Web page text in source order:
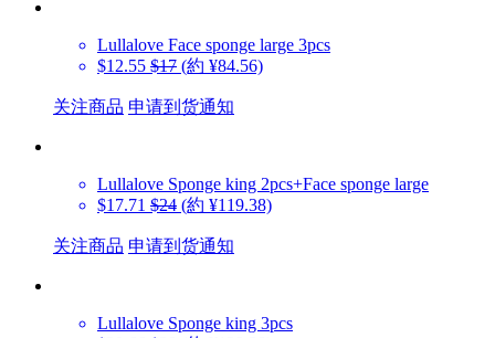
Lullalove Face sponge large 3pcs
$12.55 $17 (約 ¥84.56)
关注商品 申请到货通知
Lullalove Sponge king 2pcs+Face sponge large
$17.71 $24 (約 ¥119.38)
关注商品 申请到货通知
Lullalove Sponge king 3pcs